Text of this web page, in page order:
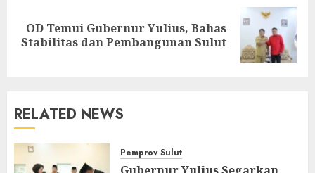
Next
post:
OD Temui Gubernur Yulius, Bahas
Stabilitas dan Pembangunan Sulut
RELATED NEWS
Pemprov Sulut